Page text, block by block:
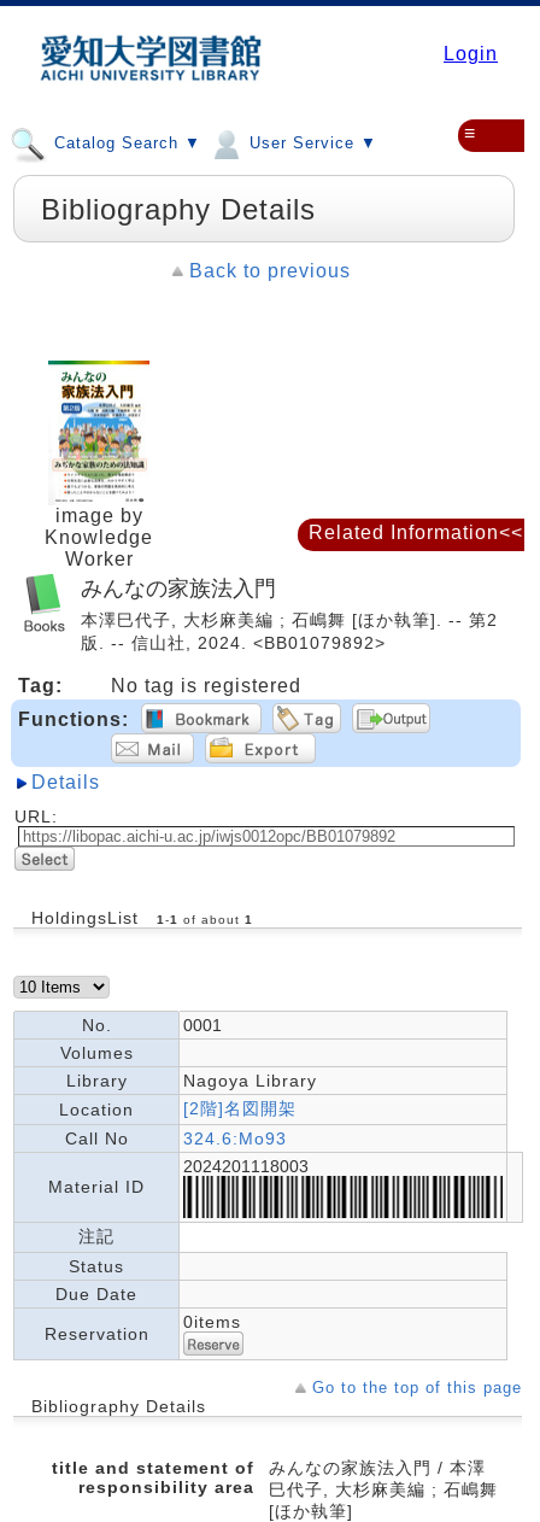
Login
Catalog Search ▼ User Service ▼ ≡
Bibliography Details
Back to previous
image by
Knowledge
Worker
みんなの家族法入門
本澤巳代子, 大杉麻美編 ; 石嶋舞 [ほか執筆]. -- 第2
版. -- 信山社, 2024. <BB01079892>
Tag:
No tag is registered
Functions:
Details
URL:
HoldingsList 1 -1 of about 1
No.
0001
Volumes
Library
Nagoya Library
Location
[2階]名図開架
Call No
324.6:Mo93
Material ID
2024201118003
注記
Status
Due Date
Reservation
0items
Go to the top of this page
Bibliography Details
title and statement of
responsibility area
みんなの家族法入門 / 本澤
巳代子, 大杉麻美編 ; 石嶋舞
[ほか執筆]
Related Information<<